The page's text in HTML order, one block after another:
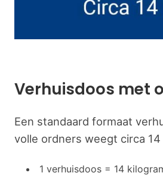
Verhuisdoos met
Een standaard formaat
volle ordners weegt circa 14
1 verhuisdoos = 14